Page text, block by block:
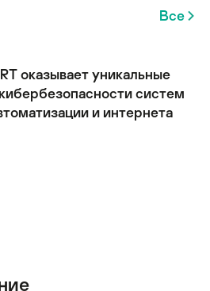
Все
оказывает уникальные
систем
и интернета